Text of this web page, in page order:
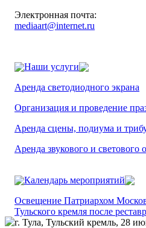
Электронная почта:
mediaart@internet.ru
Наши услуги
Аренда светодиодного экрана
Организация и проведение
Аренда сцены, подиума и
Аренда звукового и светового
Календарь мероприятий
Освещение Патриархом
Тульского кремля после
г. Тула, Тульский кремль, 28